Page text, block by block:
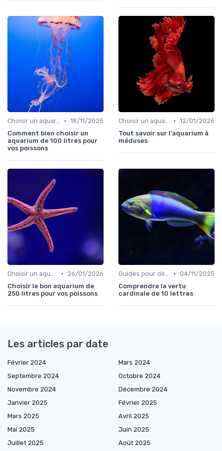
Choisir un aquarium • 18/11/2025
Comment bien choisir un
aquarium de 100 litres pour
vos poissons
Choisir un aquarium • 12/01/2026
Tout savoir sur l'aquarium à
méduses
Choisir un aquarium •
26/01/2026
Choisir le bon aquarium de
250 litres pour vos poissons
Guides pour débutants • 04/11/2025
Comprendre la vertu
cardinale de 10 lettres
Les articles par date
Février 2024
Mars 2024
Septembre 2024
Octobre 2024
Novembre 2024
Décembre 2024
Janvier 2025
Février 2025
Mars 2025
Avril 2025
Mai 2025
Juin 2025
Juillet 2025
Août 2025